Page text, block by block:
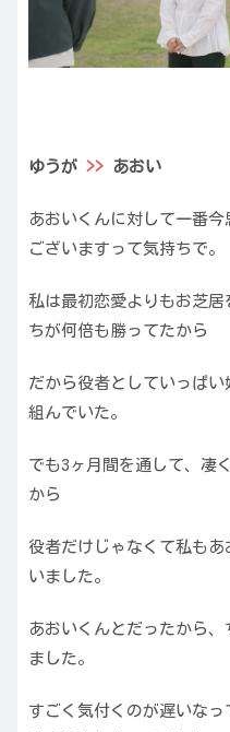
ゆうが >> あおい
あおいくんに対して一番
ございますって気持ちで。
私は最初恋愛よりもお芝
ちが何倍も勝ってたから
だから役者としていっぱ
組んでいた。
でも3ヶ月間を通して、凄
から
役者だけじゃなくて私も
いました。
あおいくんとだったから
ました。
すごく気付くのが遅いな